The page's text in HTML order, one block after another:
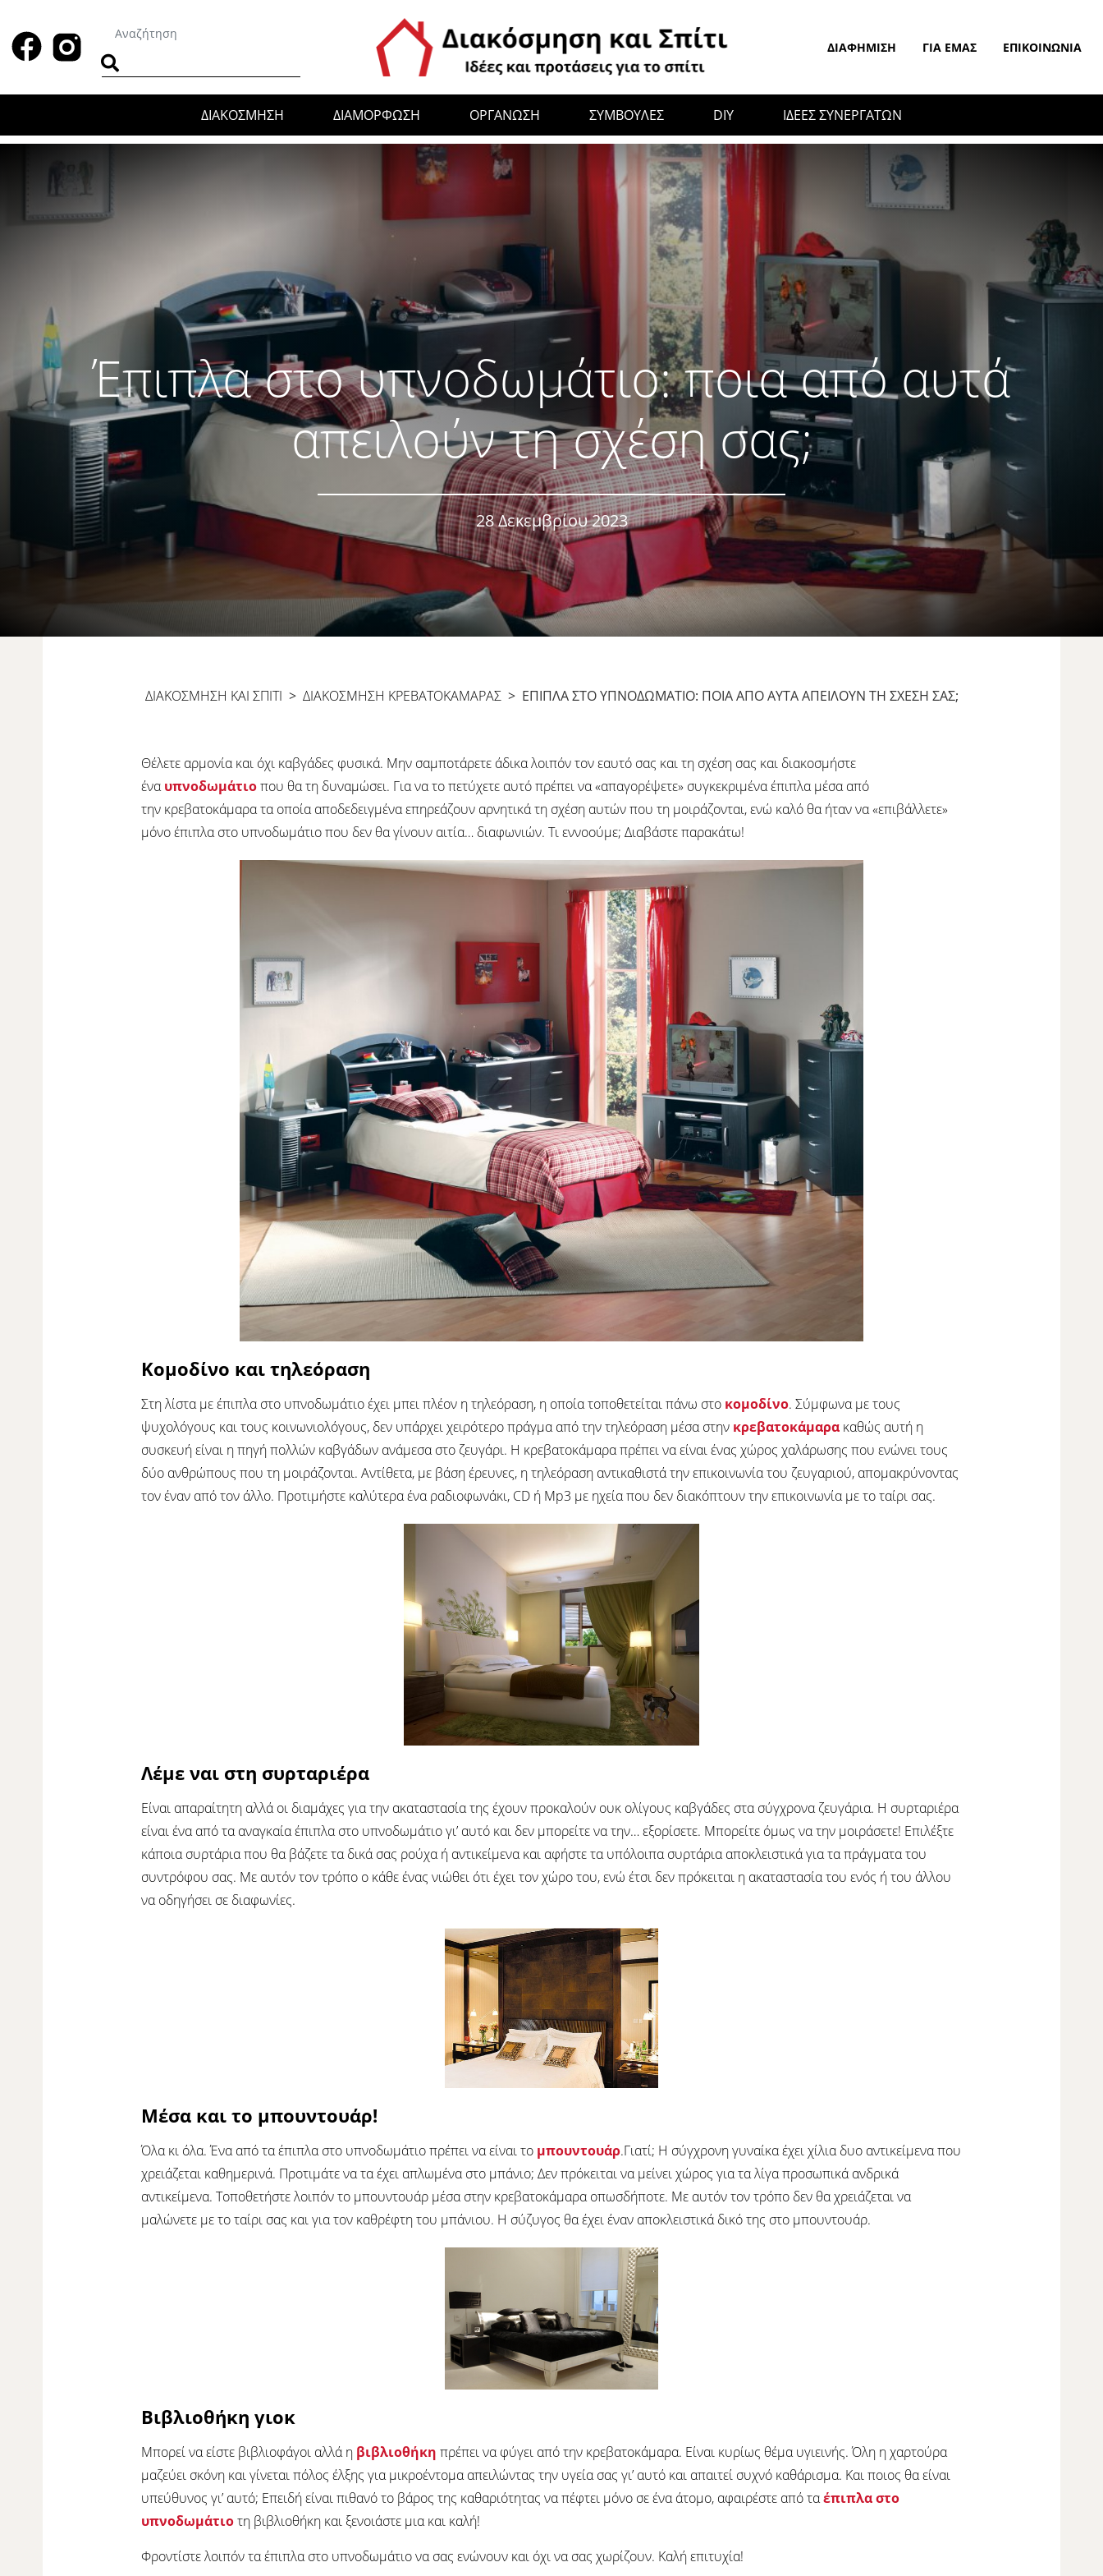
ΔΙΑΦΉΜΙΣΗ ΓΙΑ ΕΜΆΣ ΕΠΙΚΟΙΝΩΝΊΑ
ΔΙΑΚΟΣΜΗΣΗ ΔΙΑΜΟΡΦΩΣΗ ΟΡΓΑΝΩΣΗ ΣΥΜΒΟΥΛΕΣ DIY ΙΔΕΕΣ ΣΥΝΕΡΓΑΤΩΝ
Έπιπλα στο υπνοδωμάτιο: ποια από αυτά
απειλούν τη σχέση σας;
28 Δεκεμβρίου 2023
ΔΙΑΚΟΣΜΗΣΗ ΚΑΙ ΣΠΙΤΙ > ΔΙΑΚΌΣΜΗΣΗ ΚΡΕΒΑΤΟΚΆΜΑΡΑΣ> ΈΠΙΠΛΑ ΣΤΟ ΥΠΝΟΔΩΜΆΤΙΟ: ΠΟΙΑ ΑΠΌ ΑΥΤΆ ΑΠΕΙΛΟΎΝ ΤΗ ΣΧΈΣΗ ΣΑΣ;
Θέλετε αρμονία και όχι καβγάδες φυσικά. Μην σαμποτάρετε άδικα λοιπόν τον εαυτό σας και τη σχέση σας και διακοσμήστε
έναυπνοδωμάτιοπου θα τη δυναμώσει. Για να το πετύχετε αυτό πρέπει να «απαγορέψετε» συγκεκριμένα έπιπλα μέσα από
την κρεβατοκάμαρα τα οποία αποδεδειγμένα επηρεάζουν αρνητικά τη σχέση αυτών που τη μοιράζονται, ενώ καλό θα ήταν να «επιβάλλετε»
μόνο έπιπλα στο υπνοδωμάτιο που δεν θα γίνουν αιτία… διαφωνιών. Τι εννοούμε; Διαβάστε παρακάτω!
Κομοδίνο και τηλεόραση
Στη λίστα με έπιπλα στο υπνοδωμάτιο έχει μπει πλέον η τηλεόραση, η οποία τοποθετείται πάνω στο κομοδίνο. Σύμφωνα με τους
ψυχολόγους και τους κοινωνιολόγους, δεν υπάρχει χειρότερο πράγμα από την τηλεόραση μέσα στην κρεβατοκάμαρα καθώς αυτή η
συσκευή είναι η πηγή πολλών καβγάδων ανάμεσα στο ζευγάρι. Η κρεβατοκάμαρα πρέπει να είναι ένας χώρος χαλάρωσης που ενώνει τους
δύο ανθρώπους που τη μοιράζονται. Αντίθετα, με βάση έρευνες, η τηλεόραση αντικαθιστά την επικοινωνία του ζευγαριού, απομακρύνοντας
τον έναν από τον άλλο. Προτιμήστε καλύτερα ένα ραδιοφωνάκι, CD ή Mp3 με ηχεία που δεν διακόπτουν την επικοινωνία με το ταίρι σας.
Λέμε ναι στη συρταριέρα
Είναι απαραίτητη αλλά οι διαμάχες για την ακαταστασία της έχουν προκαλούν ουκ ολίγους καβγάδες στα σύγχρονα ζευγάρια. Η συρταριέρα
είναι ένα από τα αναγκαία έπιπλα στο υπνοδωμάτιο γι’ αυτό και δεν μπορείτε να την… εξορίσετε. Μπορείτε όμως να την μοιράσετε! Επιλέξτε
κάποια συρτάρια που θα βάζετε τα δικά σας ρούχα ή αντικείμενα και αφήστε τα υπόλοιπα συρτάρια αποκλειστικά για τα πράγματα του
συντρόφου σας. Με αυτόν τον τρόπο ο κάθε ένας νιώθει ότι έχει τον χώρο του, ενώ έτσι δεν πρόκειται η ακαταστασία του ενός ή του άλλου
να οδηγήσει σε διαφωνίες.
Μέσα και το μπουντουάρ!
Όλα κι όλα. Ένα από τα έπιπλα στο υπνοδωμάτιο πρέπει να είναι το μπουντουάρ.Γιατί; Η σύγχρονη γυναίκα έχει χίλια δυο αντικείμενα που
χρειάζεται καθημερινά. Προτιμάτε να τα έχει απλωμένα στο μπάνιο; Δεν πρόκειται να μείνει χώρος για τα λίγα προσωπικά ανδρικά
αντικείμενα. Τοποθετήστε λοιπόν το μπουντουάρ μέσα στην κρεβατοκάμαρα οπωσδήποτε. Με αυτόν τον τρόπο δεν θα χρειάζεται να
μαλώνετε με το ταίρι σας και για τον καθρέφτη του μπάνιου. Η σύζυγος θα έχει έναν αποκλειστικά δικό της στο μπουντουάρ.
Βιβλιοθήκη γιοκ
Μπορεί να είστε βιβλιοφάγοι αλλά η βιβλιοθήκη πρέπει να φύγει από την κρεβατοκάμαρα. Είναι κυρίως θέμα υγιεινής. Όλη η χαρτούρα
μαζεύει σκόνη και γίνεται πόλος έλξης για μικροέντομα απειλώντας την υγεία σας γι’ αυτό και απαιτεί συχνό καθάρισμα. Και ποιος θα είναι
υπεύθυνος γι’ αυτό; Επειδή είναι πιθανό το βάρος της καθαριότητας να πέφτει μόνο σε ένα άτομο, αφαιρέστε από ταέπιπλα στο
υπνοδωμάτιοτη βιβλιοθήκη και ξενοιάστε μια και καλή!
Φροντίστε λοιπόν τα έπιπλα στο υπνοδωμάτιο να σας ενώνουν και όχι να σας χωρίζουν. Καλή επιτυχία!